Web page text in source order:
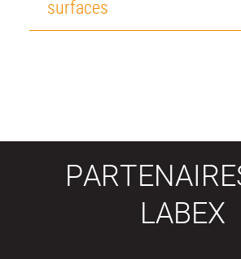
surfaces
LABEX